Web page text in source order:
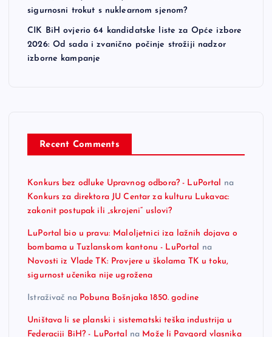
sigurnosni trokut s nuklearnom sjenom?
CIK BiH ovjerio 64 kandidatske liste za Opće izbore
2026: Od sada i zvanično počinje strožiji nadzor
izborne kampanje
Recent Comments
Konkurs bez odluke Upravnog odbora? - LuPortal na
Konkurs za direktora JU Centar za kulturu Lukavac:
zakonit postupak ili „skrojeni“ uslovi?
LuPortal bio u pravu: Maloljetnici iza lažnih dojava o
bombama u Tuzlanskom kantonu - LuPortal na
Novosti iz Vlade TK: Provjere u školama TK u toku,
sigurnost učenika nije ugrožena
Istraživač na Pobuna Bošnjaka 1850. godine
Uništava li se planski i sistematski teška industrija u
Federaciji BiH? - LuPortal na Može li Pavgord vlasnika